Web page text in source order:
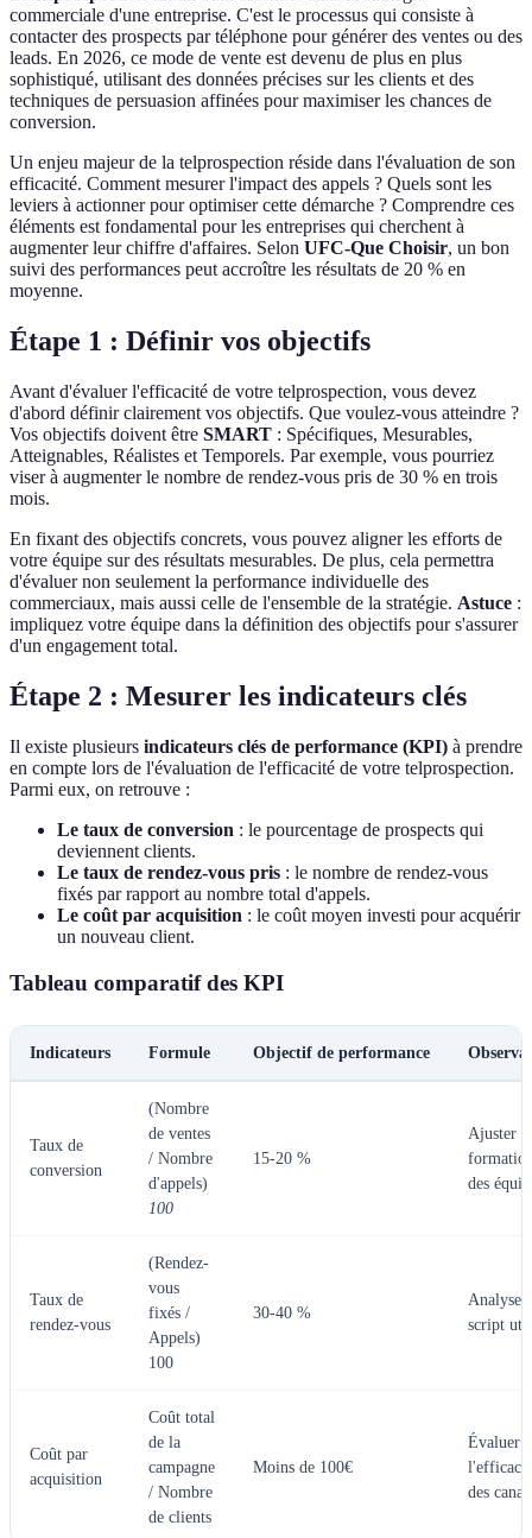
commerciale d'une entreprise. C'est le processus qui consiste à
contacter des prospects par téléphone pour générer des ventes ou des
leads. En 2026, ce mode de vente est devenu de plus en plus
sophistiqué, utilisant des données précises sur les clients et des
techniques de persuasion affinées pour maximiser les chances de
conversion.
Un enjeu majeur de la telprospection réside dans l'évaluation de son
efficacité. Comment mesurer l'impact des appels ? Quels sont les
leviers à actionner pour optimiser cette démarche ? Comprendre ces
éléments est fondamental pour les entreprises qui cherchent à
augmenter leur chiffre d'affaires. Selon UFC-Que Choisir, un bon
suivi des performances peut accroître les résultats de 20 % en
moyenne.
Étape 1 : Définir vos objectifs
Avant d'évaluer l'efficacité de votre telprospection, vous devez
d'abord définir clairement vos objectifs. Que voulez-vous atteindre ?
Vos objectifs doivent être SMART : Spécifiques, Mesurables,
Atteignables, Réalistes et Temporels. Par exemple, vous pourriez
viser à augmenter le nombre de rendez-vous pris de 30 % en trois
mois.
En fixant des objectifs concrets, vous pouvez aligner les efforts de
votre équipe sur des résultats mesurables. De plus, cela permettra
d'évaluer non seulement la performance individuelle des
commerciaux, mais aussi celle de l'ensemble de la stratégie. Astuce :
impliquez votre équipe dans la définition des objectifs pour s'assurer
d'un engagement total.
Étape 2 : Mesurer les indicateurs clés
Il existe plusieurs indicateurs clés de performance (KPI) à prendre
en compte lors de l'évaluation de l'efficacité de votre telprospection.
Parmi eux, on retrouve :
Le taux de conversion : le pourcentage de prospects qui
deviennent clients.
Le taux de rendez-vous pris : le nombre de rendez-vous
fixés par rapport au nombre total d'appels.
Le coût par acquisition : le coût moyen investi pour acquérir
un nouveau client.
Tableau comparatif des KPI
Indicateurs Formule Objectif de performance
Taux de
conversion
(Nombre
de ventes
/ Nombre
d'appels)
100
15-20 %
Ajuster la
des
Taux de
rendez-vous
(Rendez-
vous
fixés /
Appels)
100
30-40 %
Analyser
script
Coût par
acquisition
Coût total
de la
campagne
/ Nombre
de clients
Moins de 100€
Évaluer
des